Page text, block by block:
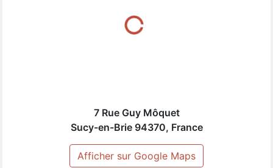
accompagnera si vous souhaitez changer votre style de
coiffure. Notre salon vous permet également de profiter
7 Rue Guy Môquet
Sucy-en-Brie 94370, France
Afficher sur Google Maps